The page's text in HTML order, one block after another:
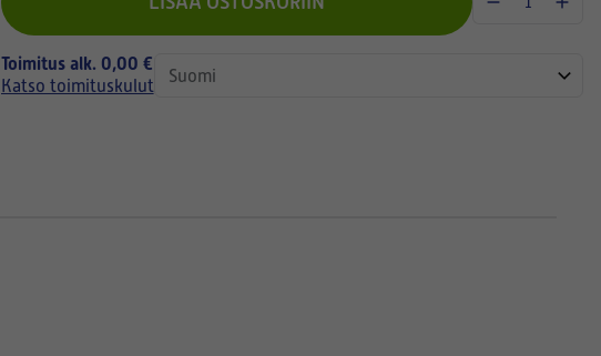
Toimitus alk. 0,00 €
Katso toimituskulut